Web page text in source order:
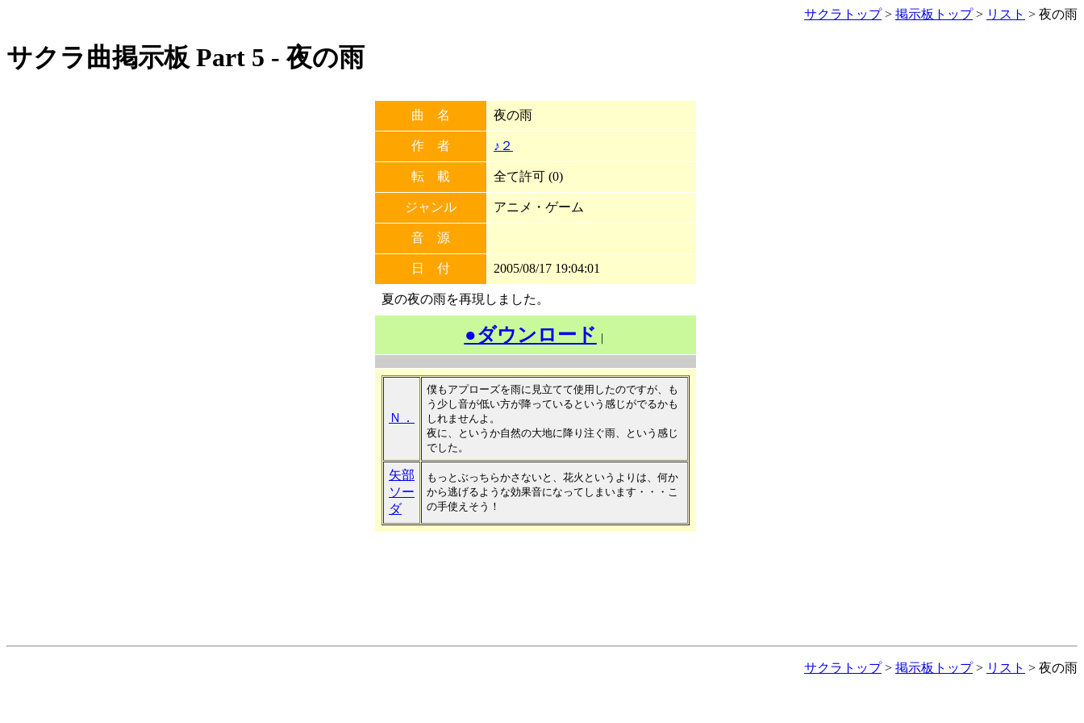
サクラトップ> 掲示板トップ> リスト > 夜の雨
サクラ曲掲示板 Part 5 - 夜の雨
曲 名 夜の雨
作 者 ♪２
転 載 全て許可 (0)
ジャンル アニメ・ゲーム
音 源
日 付 2005/08/17 19:04:01
夏の夜の雨を再現しました。
●ダウンロード ｜
Ｎ．
僕もアプローズを雨に見立てて使用したのですが、も
う少し音が低い方が降っているという感じがでるかも
しれませんよ。
夜に、というか自然の大地に降り注ぐ雨、という感じ
でした。
矢部
ソー
ダ
もっとぶっちらかさないと、花火というよりは、何か
から逃げるような効果音になってしまいます・・・こ
の手使えそう！
サクラトップ> 掲示板トップ> リスト > 夜の雨